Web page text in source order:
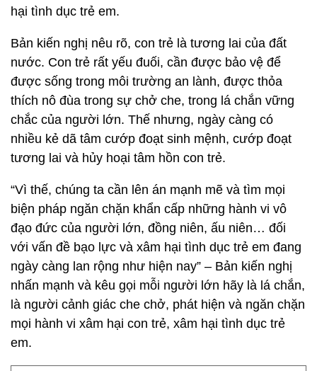
hại tình dục trẻ em.
Bản kiến nghị nêu rõ, con trẻ là tương lai của đất
nước. Con trẻ rất yếu đuối, cần được bảo vệ để
được sống trong môi trường an lành, được thỏa
thích nô đùa trong sự chở che, trong lá chắn vững
chắc của người lớn. Thế nhưng, ngày càng có
nhiều kẻ dã tâm cướp đoạt sinh mệnh, cướp đoạt
tương lai và hủy hoại tâm hồn con trẻ.
“Vì thế, chúng ta cần lên án mạnh mẽ và tìm mọi
biện pháp ngăn chặn khẩn cấp những hành vi vô
đạo đức của người lớn, đồng niên, ấu niên… đối
với vấn đề bạo lực và xâm hại tình dục trẻ em đang
ngày càng lan rộng như hiện nay” – Bản kiến nghị
nhấn mạnh và kêu gọi mỗi người lớn hãy là lá chắn,
là người cảnh giác che chở, phát hiện và ngăn chặn
mọi hành vi xâm hại con trẻ, xâm hại tình dục trẻ
em.